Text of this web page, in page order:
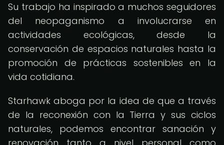
Su trabajo ha inspirado a muchos seguidores
del neopaganismo a involucrarse en
actividades ecológicas, desde la
conservación de espacios naturales hasta la
promoción de prácticas sostenibles en la
vida cotidiana.
Starhawk aboga por la idea de que a través
de la reconexión con la Tierra y sus ciclos
naturales, podemos encontrar sanación y